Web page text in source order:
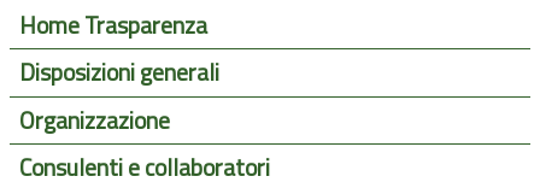
Home Trasparenza
Disposizioni generali
Organizzazione
Consulenti e collaboratori